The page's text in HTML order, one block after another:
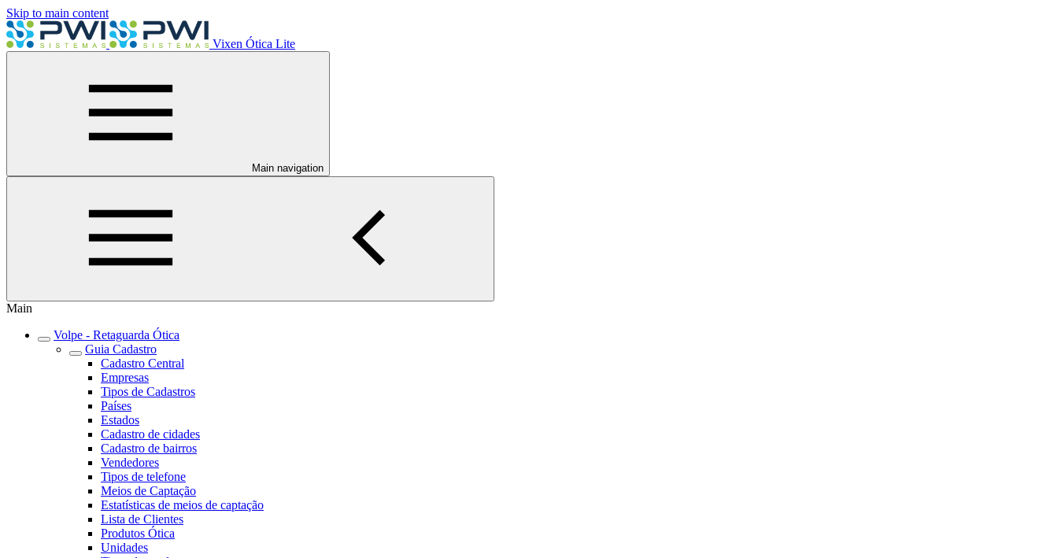
Skip to main content
Vixen Ótica Lite
Main navigation
Main
Volpe - Retaguarda Ótica
Guia Cadastro
Cadastro Central
Empresas
Tipos de Cadastros
Países
Estados
Cadastro de cidades
Cadastro de bairros
Vendedores
Tipos de telefone
Meios de Captação
Estatísticas de meios de captação
Lista de Clientes
Produtos Ótica
Unidades